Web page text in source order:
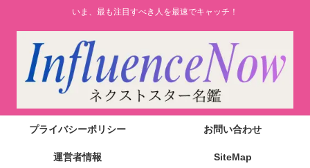
いま、最も注目すべき人を最速でキャッチ！
プライバシーポリシー お問い合わせ
運営者情報 SiteMap